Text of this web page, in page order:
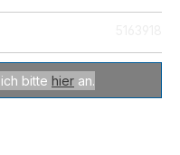
bitte hier an.